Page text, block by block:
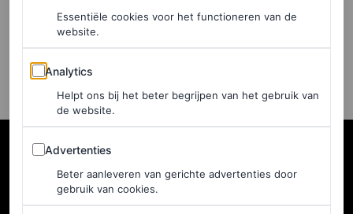
MARÍA MELÉNDEZ AMAYA EN MARTINE
Essentiële cookies voor het functioneren van de
website.
Analytics
Analytics
Helpt ons bij het beter begrijpen van het gebruik van
de website.
Advertenties
Advertenties
Beter aanleveren van gerichte advertenties door
gebruik van cookies.